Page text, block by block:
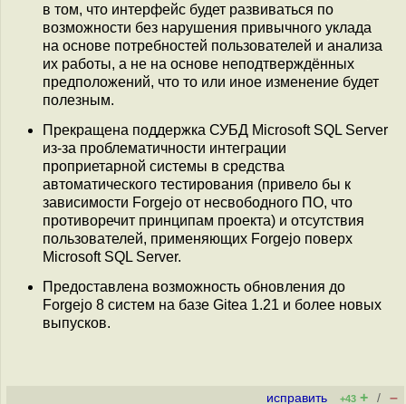
в том, что интерфейс будет развиваться по
возможности без нарушения привычного уклада
на основе потребностей пользователей и анализа
их работы, а не на основе неподтверждённых
предположений, что то или иное изменение будет
полезным.
Прекращена поддержка СУБД Microsoft SQL Server
из-за проблематичности интеграции
проприетарной системы в средства
автоматического тестирования (привело бы к
зависимости Forgejo от несвободного ПО, что
противоречит принципам проекта) и отсутствия
пользователей, применяющих Forgejo поверх
Microsoft SQL Server.
Предоставлена возможность обновления до
Forgejo 8 систем на базе Gitea 1.21 и более новых
выпусков.
исправить +43 + / –